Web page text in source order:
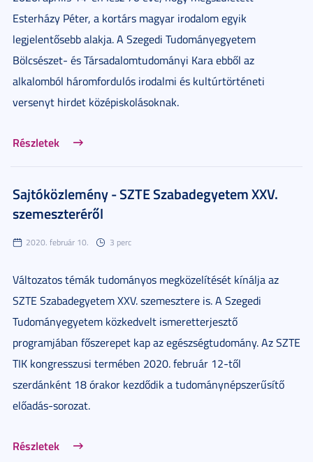
Esterházy Péter, a kortárs magyar irodalom egyik
legjelentősebb alakja. A Szegedi Tudományegyetem
Bölcsészet- és Társadalomtudományi Kara ebből az
alkalomból háromfordulós irodalmi és kultúrtörténeti
versenyt hirdet középiskolásoknak.
Részletek
Sajtóközlemény - SZTE Szabadegyetem XXV.
szemeszteréről
2020. február 10. 3 perc
Változatos témák tudományos megközelítését kínálja az
SZTE Szabadegyetem XXV. szemesztere is. A Szegedi
Tudományegyetem közkedvelt ismeretterjesztő
programjában főszerepet kap az egészségtudomány. Az SZTE
TIK kongresszusi termében 2020. február 12-től
szerdánként 18 órakor kezdődik a tudománynépszerűsítő
előadás-sorozat.
Részletek